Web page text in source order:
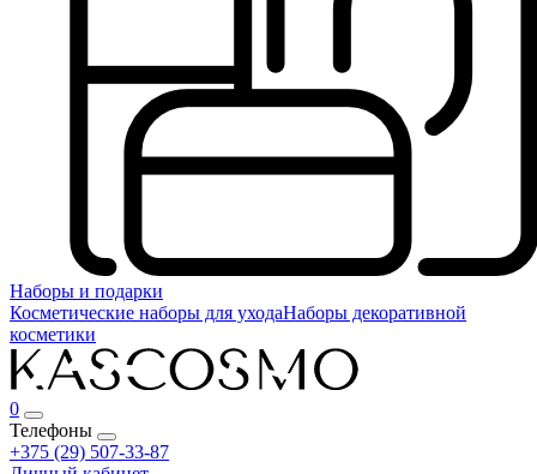
Наборы и подарки
Косметические наборы для уходаНаборы декоративной
косметики
0
Телефоны
+375 (29) 507-33-87